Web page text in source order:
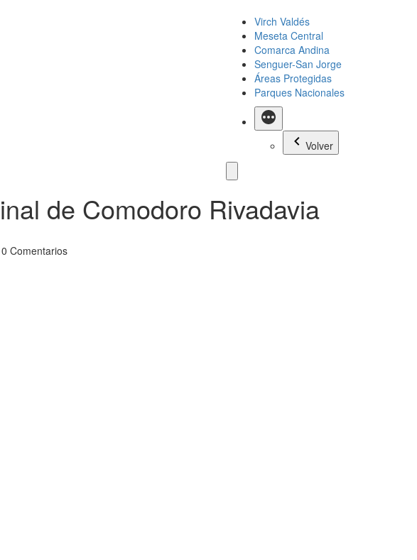
Virch Valdés
Meseta Central
Comarca Andina
Senguer-San Jorge
Áreas Protegidas
Parques Nacionales
Más
Volver
de Comodoro Rivadavia
0 Comentarios